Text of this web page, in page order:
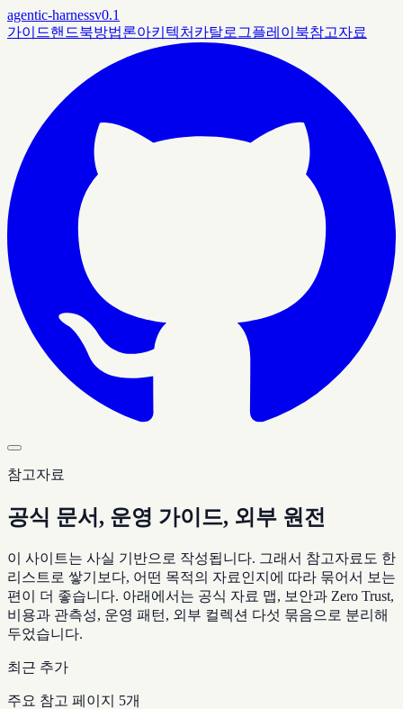
agentic-harnessv0.1
가이드핸드북방법론아키텍처 카탈로그플레이북참고자료
참고자료
공식 문서, 운영 가이드, 외부 원전
이 사이트는 사실 기반으로 작성됩니다. 그래서 참고자료도 한
리스트로 쌓기보다, 어떤 목적의 자료인지에 따라 묶어서 보는
편이 더 좋습니다. 아래에서는 공식 자료 맵, 보안과 Zero Trust,
비용과 관측성, 운영 패턴, 외부 컬렉션 다섯 묶음으로 분리해
두었습니다.
최근 추가
주요 참고 페이지 5개